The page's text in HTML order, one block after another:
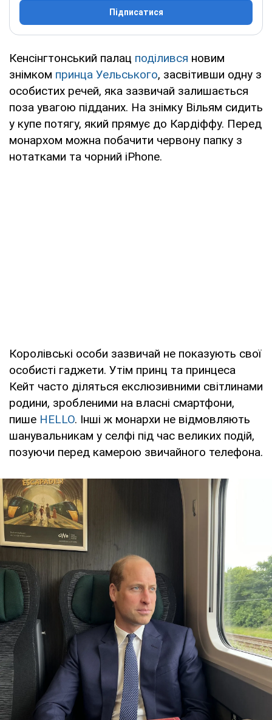
Підписатися
Кенсінгтонський палац поділився новим
знімком принца Уельського, засвітивши одну з
особистих речей, яка зазвичай залишається
поза увагою підданих. На знімку Вільям сидить
у купе потягу, який прямує до Кардіффу. Перед
монархом можна побачити червону папку з
нотатками та чорний iPhone.
Королівські особи зазвичай не показують свої
особисті гаджети. Утім принц та принцеса
Кейт часто діляться екслюзивними світлинами
родини, зробленими на власні смартфони,
пише HELLO. Інші ж монархи не відмовляють
шанувальникам у селфі під час великих подій,
позуючи перед камерою звичайного телефона.